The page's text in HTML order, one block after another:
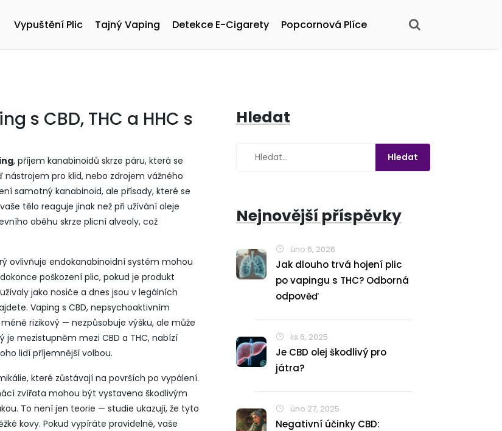
Vypuštění Plic Tajný Vaping Detekce E-Cigarety Popcornová Plíce
s CBD, THC a HHC s
, příjem kanabinoidů skrze páru, která se
nástrojem pro klid, nebo zdrojem vážného
samotný kanabinoid, ale přísady, které se
tělo reaguje jinak než při užívání oleje
oběhu skrze plicní alveoly, což
ovlivňuje endokanabinoidní systém mohou
poškození plic, pokud je produkt
jako nosiče a dnes jsou v legálních
Vaping s CBD, nepsychoaktivním
rizikový — nezpůsobuje výšku, ale může
je mezistupněm mezi CBD a THC, nabízí
lidí příjemnější volbou.
které zůstávají na površích po vypálení.
zvířata mohou být vystavena škodlivým
To není jen teorie — studie ukazují, že tyto
kovy. Pokud vypíráte pravidelně, vaše
Hledat
Nejnovější příspěvky
úno 6, 2026
Jak dlouho trvá hojení plic
po vapingu s THC? Odborná
odpověď
lis 6, 2025
Je CBD olej škodlivý pro
játra?
úno 27, 2025
Negativní účinky CBD: